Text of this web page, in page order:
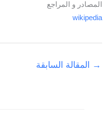
المصادر و المراجع
wikipedia
→ المقالة السابقة